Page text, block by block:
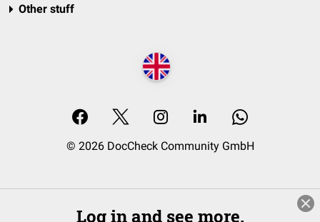
Other stuff
© 2026 DocCheck Community GmbH
Log in and see more.